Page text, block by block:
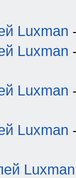
Luxman
Luxman
Luxman
Luxman
Luxman